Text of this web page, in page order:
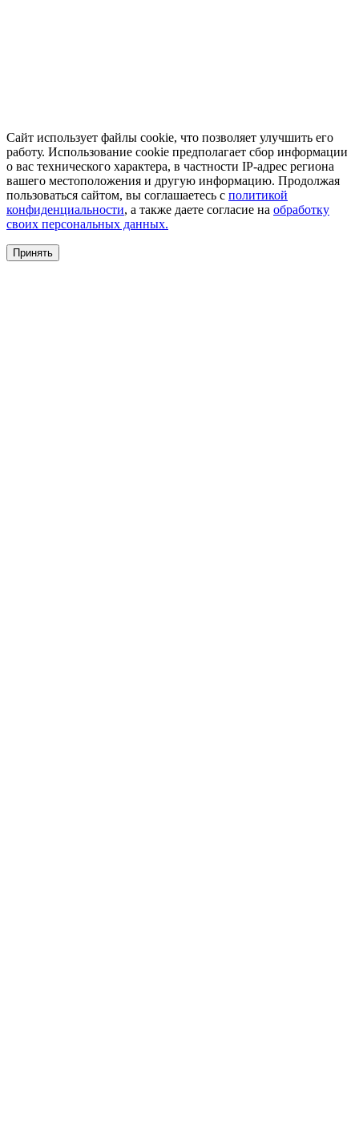
Сайт использует файлы cookie, что позволяет улучшить его
работу. Использование cookie предполагает сбор информации
о вас технического характера, в частности IP-адрес региона
вашего местоположения и другую информацию. Продолжая
пользоваться сайтом, вы соглашаетесь с политикой
конфиденциальности, а также даете согласие на обработку
своих персональных данных.
Принять